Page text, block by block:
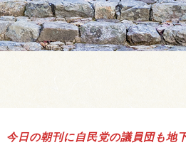
今日の朝刊に自民党の議員団も地